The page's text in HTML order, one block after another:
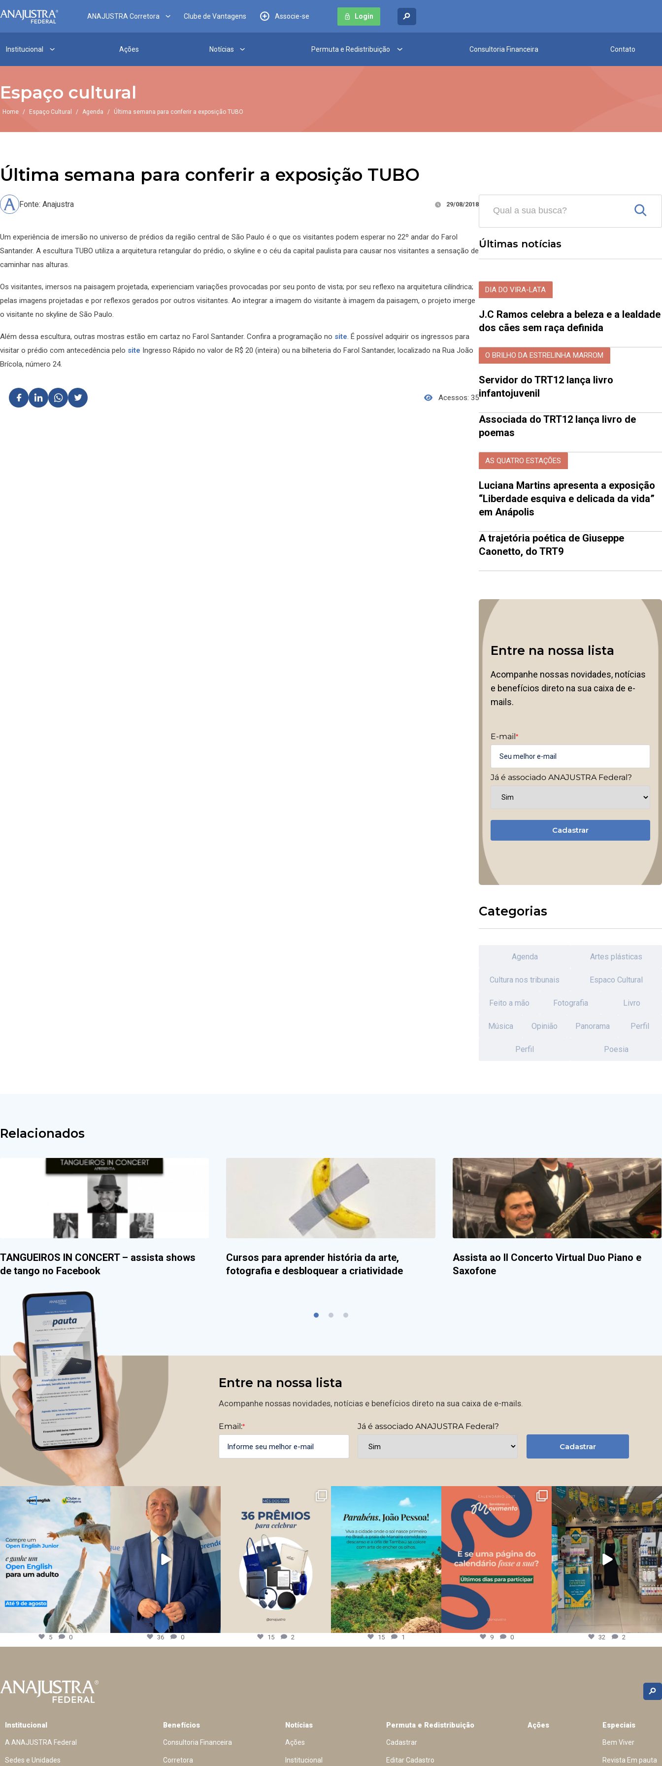
ANAJUSTRA Corretora Clube de Vantagens Associe-se Login
Institucional Ações Notícias Permuta e Redistribuição Consultoria Financeira Contato
Espaço cultural
Home / Espaço Cultural / Agenda / Última semana para conferir a exposição TUBO
Última semana para conferir a exposição TUBO
Fonte: Anajustra 29/08/2018
Um experiência de imersão no universo de prédios da região central de São Paulo é o que os visitantes podem esperar no 22º andar do Farol
Santander. A escultura TUBO utiliza a arquitetura retangular do prédio, o skyline e o céu da capital paulista para causar nos visitantes a sensação de
caminhar nas alturas.
Os visitantes, imersos na paisagem projetada, experienciam variações provocadas por seu ponto de vista; por seu reflexo na arquitetura cilíndrica;
pelas imagens projetadas e por reflexos gerados por outros visitantes. Ao integrar a imagem do visitante à imagem da paisagem, o projeto imerge
o visitante no skyline de São Paulo.
Além dessa escultura, outras mostras estão em cartaz no Farol Santander. Confira a programação no site . É possível adquirir os ingressos para
visitar o prédio com antecedência pelo site Ingresso Rápido no valor de R$ 20 (inteira) ou na bilheteria do Farol Santander, localizado na Rua João
Brícola, número 24.
Acessos: 35
Últimas notícias
DIA DO VIRA-LATA
J.C Ramos celebra a beleza e a lealdade
dos cães sem raça definida
O BRILHO DA ESTRELINHA MARROM
Servidor do TRT12 lança livro
infantojuvenil
Associada do TRT12 lança livro de
poemas
AS QUATRO ESTAÇÕES
Luciana Martins apresenta a exposição
“Liberdade esquiva e delicada da vida”
em Anápolis
A trajetória poética de Giuseppe
Caonetto, do TRT9
Entre na nossa lista
Acompanhe nossas novidades, notícias
e benefícios direto na sua caixa de e-
mails.
E-mail*
Já é associado ANAJUSTRA Federal?
Cadastrar
Categorias
Agenda Artes plásticas
Cultura nos tribunais Espaco Cultural
Feito a mão Fotografia Livro
Música Opinião Panorama Perfil
Perfil Poesia
Relacionados
TANGUEIROS IN CONCERT – assista shows
de tango no Facebook
Cursos para aprender história da arte,
fotografia e desbloquear a criatividade
Assista ao II Concerto Virtual Duo Piano e
Saxofone
Entre na nossa lista
Acompanhe nossas novidades, notícias e benefícios direto na sua caixa de e-mails.
Email:* Já é associado ANAJUSTRA Federal?
Cadastrar
5 0 36 0 15 2 15 1 9 0 32 2
Institucional
A ANAJUSTRA Federal
Sedes e Unidades
Benefícios
Consultoria Financeira
Corretora
Notícias
Ações
Institucional
Permuta e Redistribuição
Cadastrar
Editar Cadastro
Ações Especiais
Bem Viver
Revista Em pauta